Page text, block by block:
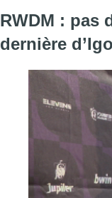
RWDM : pas
dernière